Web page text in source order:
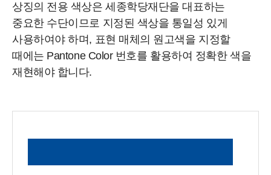
상징의 전용 색상은 세종학당재단을 대표하는
중요한 수단이므로 지정된 색상을 통일성 있게
사용하여야 하며, 표현 매체의 원고색을 지정할
때에는 Pantone Color 번호를 활용하여 정확한 색을
재현해야 합니다.